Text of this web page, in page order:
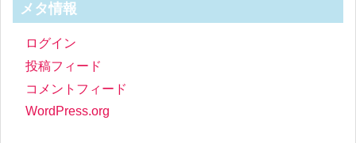
メタ情報
ログイン
投稿フィード
コメントフィード
WordPress.org